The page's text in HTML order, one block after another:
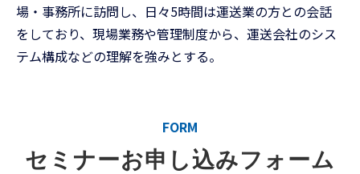
場・事務所に訪問し、日々5時間は運送業の方との会話
をしており、現場業務や管理制度から、運送会社のシス
テム構成などの理解を強みとする。
FORM
セミナーお申し込みフォーム